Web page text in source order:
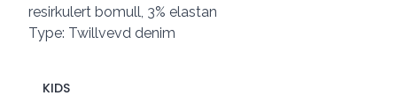
resirkulert bomull, 3% elastan
Type: Twillvevd denim
KIDS